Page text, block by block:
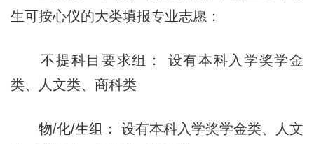
生可按心仪的大类填报专业志愿：
不提科目要求组： 设有本科入学奖学金
类、人文类、商科类
物/化/生组： 设有本科入学奖学金类、人文